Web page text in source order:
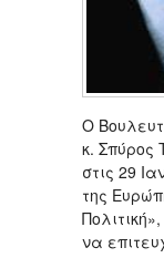
Ο
κ. Σπύρος
στις 29
της
να